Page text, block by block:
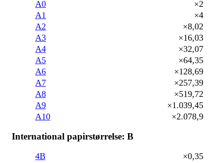
A0
×2
A1
×4
A2
×8,02
A3
×16,03
A4
×32,07
A5
×64,35
A6
×128,69
A7
×257,39
A8
×519,72
A9
×1.039,45
A10
×2.078,9
International papirstørrelse: B
4B
×0,35